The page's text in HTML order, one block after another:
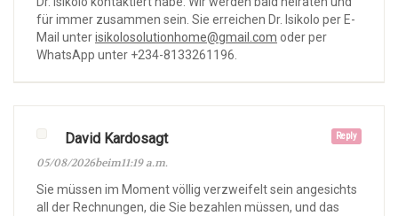
für immer zusammen sein. Sie erreichen Dr. Isikolo per E-
Mail unterisikolosolutionhome@gmail.com oder per
WhatsApp unter +234-8133261196.
Reply
David Kardosagt
05/08/2026beim11:19 a.m.
Sie müssen im Moment völlig verzweifelt sein angesichts
all der Rechnungen, die Sie bezahlen müssen, und das